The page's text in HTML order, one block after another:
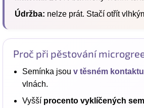
Údržba: nelze prát. Stačí otřít
Proč při pěstování
Semínka jsou v těsném
vlnách.
Vyšší procento vyklíčených